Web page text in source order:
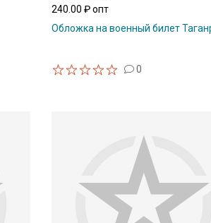
240.00 ₽ опт
Обложка на военный билет
0